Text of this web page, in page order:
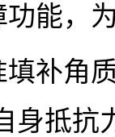
能，
补角
身抵